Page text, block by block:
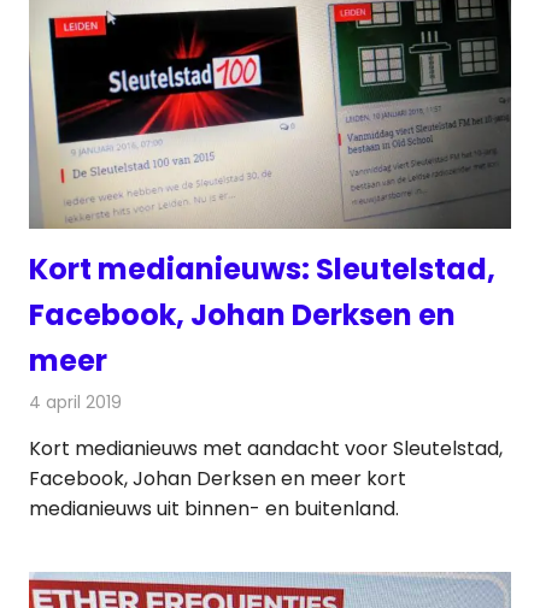
Kort medianieuws: Sleutelstad,
Facebook, Johan Derksen en
meer
4 april 2019
Kort medianieuws met aandacht voor Sleutelstad,
Facebook, Johan Derksen en meer kort
medianieuws uit binnen- en buitenland.